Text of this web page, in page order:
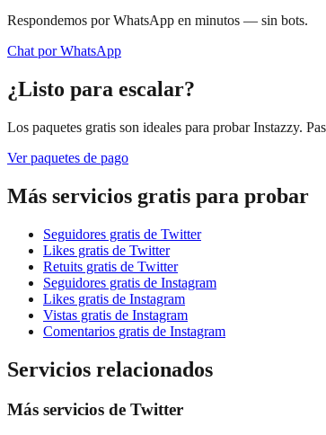
Respondemos por WhatsApp en minutos — sin bots.
Chat por WhatsApp
¿Listo para escalar?
Los paquetes gratis son ideales para probar Instazzy.
Ver paquetes de pago
Más servicios gratis para probar
Seguidores gratis de Twitter
Likes gratis de Twitter
Retuits gratis de Twitter
Seguidores gratis de Instagram
Likes gratis de Instagram
Vistas gratis de Instagram
Comentarios gratis de Instagram
Servicios relacionados
Más servicios de Twitter